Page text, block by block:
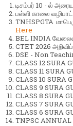
டிசம்பர் 10 - ல்
பள்ளி காலை
TNHSPGTA
Here
BEL INDIA
CTET 2026
DSE - Non
CLASS 12 SURA
CLASS 11 SURA
CLASS 10 SURA
CLASS 9 SURA
CLASS 8 SURA
CLASS 7 SURA
CLASS 6 SURA
TNPSC ANNUAL